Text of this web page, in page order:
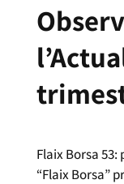
Flaix Borsa
“Flaix Borsa”